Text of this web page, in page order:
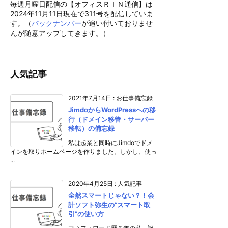
毎週月曜日配信の【オフィスＲＩＮ通信】は
2024年11月11日現在で311号を配信していま
す。（バックナンバーが追い付いておりませ
んが随意アップしてきます。）
人気記事
2021年7月14日 : お仕事備忘録
JimdoからWordPressへの移
行（ドメイン移管・サーバー
移転）の備忘録
私は起業と同時にJimdoでドメ
インを取りホームページを作りました。しかし、使っ
...
2020年4月25日 : 人気記事
全然スマートじゃない？！会
計ソフト弥生の“スマート取
引”の使い方